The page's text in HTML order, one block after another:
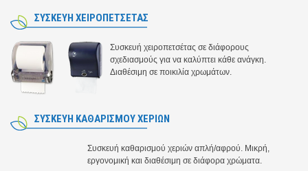
ΣΥΣΚΕΥΗ ΧΕΙΡΟΠΕΤΣΕΤΑΣ
Συσκευή χειροπετσέτας σε διάφορους
σχεδιασμούς για να καλύπτει κάθε ανάγκη.
Διαθέσιμη σε ποικιλία χρωμάτων.
ΣΥΣΚΕΥΗ ΚΑΘΑΡΙΣΜΟΥ ΧΕΡΙΩΝ
Συσκευή καθαρισμού χεριών απλή/αφρού. Μικρή,
εργονομική και διαθέσιμη σε διάφορα χρώματα.